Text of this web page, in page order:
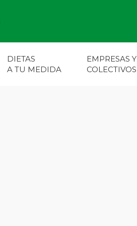
DIETAS
A TU MEDIDA
EMPRESAS Y
COLECTIVOS